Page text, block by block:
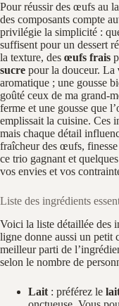
Pour réussir des œufs au
des composants compte
privilégie la simplicité :
suffisent pour un dessert
la texture, des œufs frais
sucre pour la douceur. La
aromatique ; une gousse
goûté ceux de ma grand-
ferme et une gousse que
emplissait la cuisine. Ces
mais chaque détail
fraîcheur des œufs,
ce trio gagnant et
vos envies et vos
Liste des ingrédients
Voici la liste détaillée des
ligne donne aussi un petit
meilleur parti de
selon le nombre de
Lait : préférez le